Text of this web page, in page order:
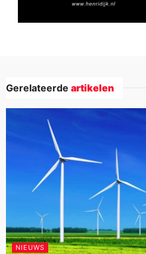
Gerelateerde artikelen
NIEUWS